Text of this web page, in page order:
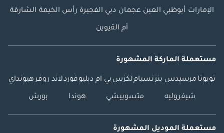
الإمارات أبوظبي العين عجمان دبي الفجيرة رأس الخيمة الشارقة
أم القيوين
مستعملة الماركة المشهورة
تويوتا مرسيدس بنزنسياملكزس بي ام دبليوفوردلاند روفرهيونداي
شيفروليه متسوبيشي هوندا بورش
مستعملة الموديل المشهورة